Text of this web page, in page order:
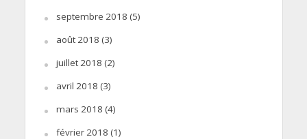
septembre 2018 (5)
août 2018 (3)
juillet 2018 (2)
avril 2018 (3)
mars 2018 (4)
février 2018 (1)